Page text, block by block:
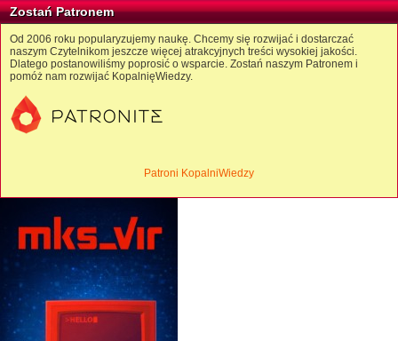
Zostań Patronem
Od 2006 roku popularyzujemy naukę. Chcemy się rozwijać i dostarczać
naszym Czytelnikom jeszcze więcej atrakcyjnych treści wysokiej jakości.
Dlatego postanowiliśmy poprosić o wsparcie. Zostań naszym Patronem i
pomóż nam rozwijać KopalnięWiedzy.
Patroni KopalniWiedzy